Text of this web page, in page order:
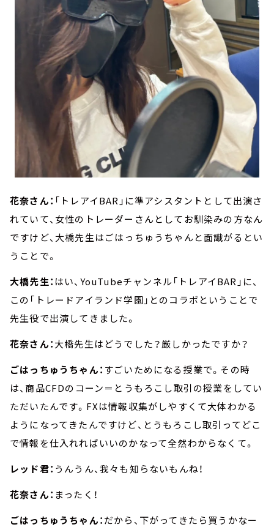
花奈さん： 「トレアイBAR」に準アシスタントとして出演さ
れていて、女性のトレーダーさんとしてお馴染みの方なん
ですけど、大橋先生はごはっちゅうちゃんと面識がるとい
うことで。
大橋先生： はい、YouTubeチャンネル「トレアイBAR」に、
この「トレードアイランド学園」とのコラボということで
先生役で出演してきました。
花奈さん：大橋先生はどうでした？厳しかったですか？
ごはっちゅうちゃん： すごいためになる授業で。その時
は、商品CFDのコーン＝とうもろこし取引の授業をしてい
ただいたんです。FXは情報収集がしやすくて大体わかる
ようになってきたんですけど、とうもろこし取引ってどこ
で情報を仕入れればいいのかなって全然わからなくて。
レッド君： うんうん、我々も知らないもんね！
花奈さん： まったく！
ごはっちゅうちゃん：だから、下がってきたら買うかなー